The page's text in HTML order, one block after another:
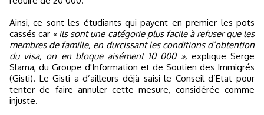
Ainsi, ce sont les étudiants qui payent en premier les pots
cassés car « ils sont une catégorie plus facile à refuser que les
membres de famille, en durcissant les conditions d’obtention
du visa, on en bloque aisément 10 000 », explique Serge
Slama, du Groupe d'Information et de Soutien des Immigrés
(Gisti). Le Gisti a d’ailleurs déjà saisi le Conseil d’Etat pour
tenter de faire annuler cette mesure, considérée comme
injuste.